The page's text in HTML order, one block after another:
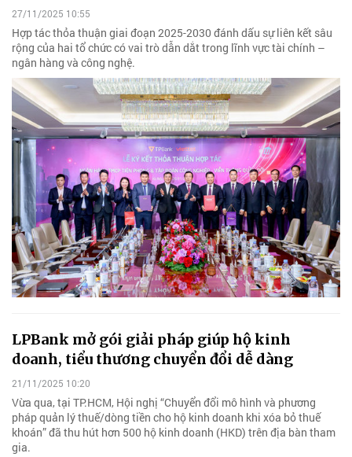
27/11/2025 10:55
Hợp tác thỏa thuận giai đoạn 2025-2030 đánh dấu sự liên kết sâu
rộng của hai tổ chức có vai trò dẫn dắt trong lĩnh vực tài chính –
ngân hàng và công nghệ.
LPBank mở gói giải pháp giúp hộ kinh
doanh, tiểu thương chuyển đổi dễ dàng
21/11/2025 10:20
Vừa qua, tại TP.HCM, Hội nghị “Chuyển đổi mô hình và phương
pháp quản lý thuế/dòng tiền cho hộ kinh doanh khi xóa bỏ thuế
khoán” đã thu hút hơn 500 hộ kinh doanh (HKD) trên địa bàn tham
gia.